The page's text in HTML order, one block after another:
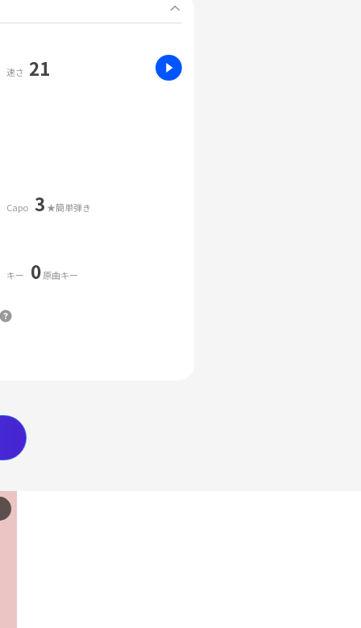
速さ 21
Capo 3 ★簡単弾き
キー 0原曲キー